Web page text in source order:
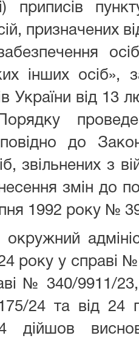
приписів
призначених
інших осіб»,
України від
до
звільнених з
змін до
1992 року №
окружний
року у справі
№ 340/9911/
24 та від 24